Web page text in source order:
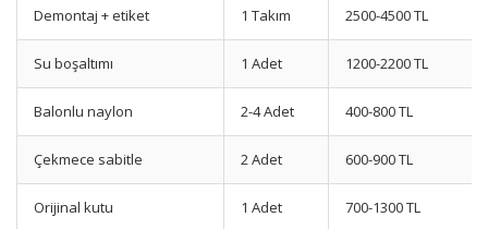
Demontaj + etiket 1 Takım 2500-4500 TL
Su boşaltımı 1 Adet 1200-2200 TL
Balonlu naylon 2-4 Adet 400-800 TL
Çekmece sabitle 2 Adet 600-900 TL
Orijinal kutu 1 Adet 700-1300 TL